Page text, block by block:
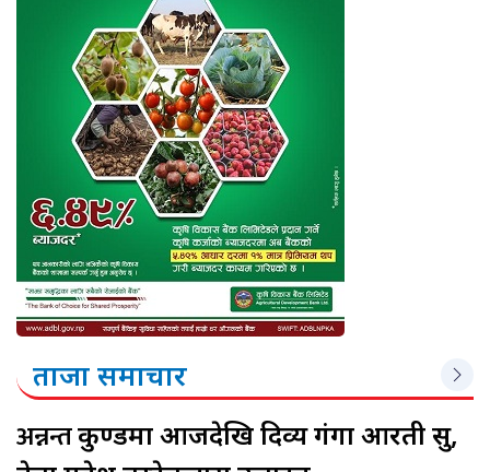
ताजा समाचार
अन्नन्तकुण्डमा आजदेखि दिव्य गंगा आरती सुरु,